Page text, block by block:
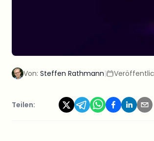
Von: Steffen Rathmann|
Teilen: